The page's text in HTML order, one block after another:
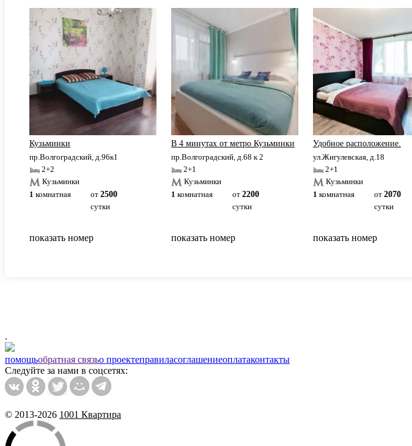
Кузьминки
пр.Волгоградский, д.96к1
2+2
Кузьминки
1 комнатная от 2500
сутки
показать номер
В 4 минутах от метро Кузьминки
пр.Волгоградский, д.68 к 2
2+1
Кузьминки
1 комнатная от 2200
сутки
показать номер
Удобное расположение.
ул.Жигулевская, д.18
2+1
Кузьминки
1 комнатная от 2070
сутки
показать номер
.
помощьобратная связьо проектеправиласоглашениеоплатаконтакты
Следуйте за нами в соцсетях:
© 2013-2026 1001 Квартира